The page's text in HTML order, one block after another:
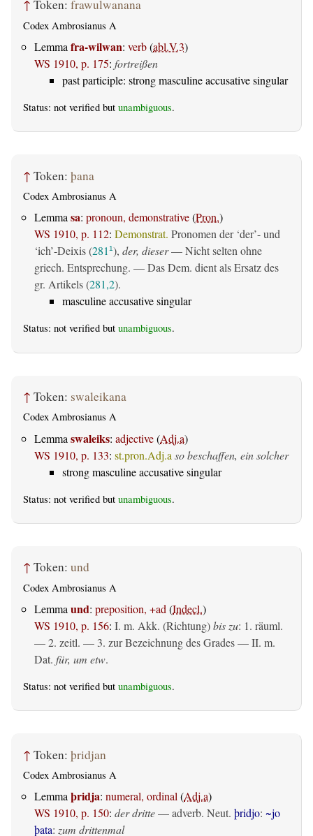
↑ Token: frawulwanana
Codex Ambrosianus A
Lemma fra-wilwan: verb(abl.V.3)
WS 1910, p. 175: fortreißen
past participle: strong masculine accusative singular
Status: not verified but unambiguous.
↑ Token: þana
Codex Ambrosianus A
Lemmasa: pronoun, demonstrative(Pron.)
WS 1910, p. 112: Demonstrat. Pronomen der ‘der’- und
‘ich’-Deixis (281 1), der, dieser— Nicht selten ohne
griech. Entsprechung. — Das Dem. dient als Ersatz des
gr. Artikels (281,2).
masculine accusative singular
Status: not verified but unambiguous.
↑ Token: swaleikana
Codex Ambrosianus A
Lemma swaleiks: adjective(Adj.a)
WS 1910, p. 133: st.pron.Adj.a so beschaffen, ein solcher
strong masculine accusative singular
Status: not verified but unambiguous.
↑ Token: und
Codex Ambrosianus A
Lemma und: preposition, +ad (Indecl.)
WS 1910, p. 156: I. m. Akk. (Richtung)bis zu: 1. räuml.
— 2. zeitl. — 3. zur Bezeichnung des Grades — II. m.
Dat. für, um etw.
Status: not verified but unambiguous.
↑ Token: þridjan
Codex Ambrosianus A
Lemmaþridja: numeral, ordinal(Adj.a)
WS 1910, p. 150: der dritte— adverb. Neut. þridjo: ~jo
þata: zum drittenmal